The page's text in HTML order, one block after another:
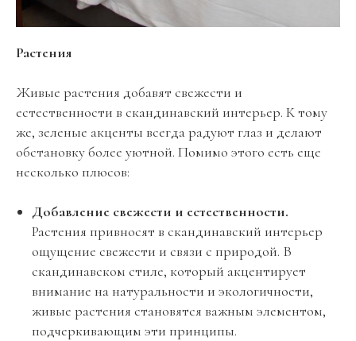
Растения
Живые растения добавят свежести и
естественности в скандинавский интерьер. К тому
же, зеленые акценты всегда радуют глаз и делают
обстановку более уютной. Помимо этого есть еще
несколько плюсов:
Добавление свежести и естественности.
Растения привносят в скандинавский интерьер
ощущение свежести и связи с природой. В
скандинавском стиле, который акцентирует
внимание на натуральности и экологичности,
живые растения становятся важным элементом,
подчеркивающим эти принципы.